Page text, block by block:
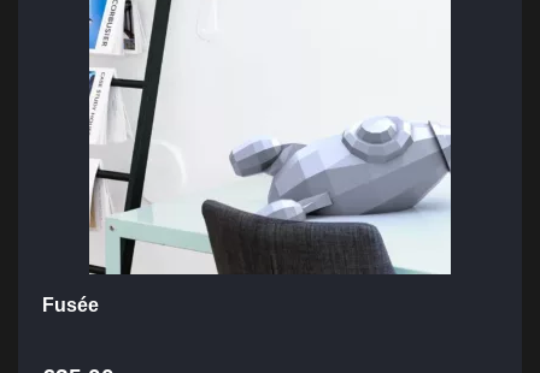
Fusée